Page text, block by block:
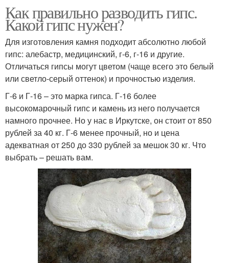
Как правильно разводить гипс.
Какой гипс нужен?
Для изготовления камня подходит абсолютно любой
гипс: алебастр, медицинский, г-6, г-16 и другие.
Отличаться гипсы могут цветом (чаще всего это белый
или светло-серый оттенок) и прочностью изделия.
Г-6 и Г-16 – это марка гипса. Г-16 более
высокомарочный гипс и камень из него получается
намного прочнее. Но у нас в Иркутске, он стоит от 850
рублей за 40 кг. Г-6 менее прочный, но и цена
адекватная от 250 до 330 рублей за мешок 30 кг. Что
выбрать – решать вам.